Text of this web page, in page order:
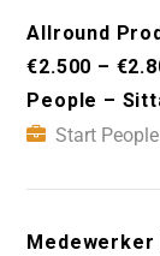
Allround
€2.500 –
People –
Start People
Medewerker